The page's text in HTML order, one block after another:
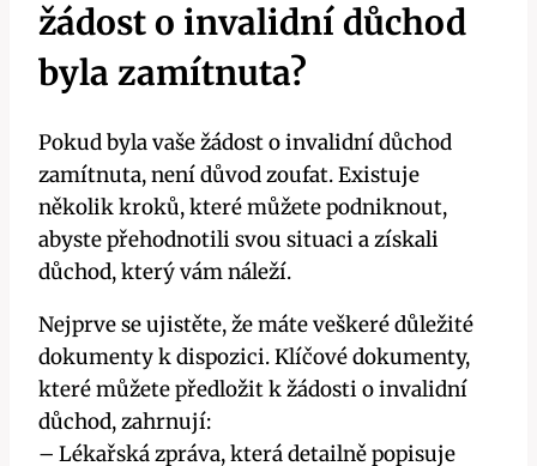
žádost o invalidní důchod
byla zamítnuta?
Pokud byla vaše žádost o invalidní důchod
zamítnuta, není důvod zoufat. Existuje
několik kroků, které můžete podniknout,
abyste přehodnotili svou situaci a získali
důchod, který vám náleží.
Nejprve se ujistěte, že máte veškeré důležité
dokumenty k dispozici. Klíčové dokumenty,
které můžete předložit k žádosti o invalidní
důchod, zahrnují:
– Lékařská zpráva, která detailně popisuje